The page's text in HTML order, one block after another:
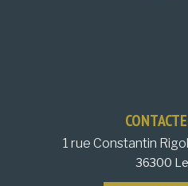
1 rue Constantin
36300